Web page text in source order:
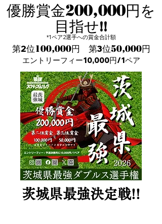
​優勝賞金200,000円を
目指せ!!
​*1ペア2選手への賞金合計額
第2位100,000円 第3位50,000円
​エントリーフィー10,000円/1ペア
​茨城県最強決定戦!!